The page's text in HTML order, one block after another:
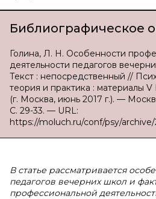
Библиографическое
Голина, Л. Н. Особенности
деятельности педагогов
Текст : непосредственный //
теория и практика : материалы
(г. Москва, июнь 2017 г.). —
С. 29-33. — URL:
https://moluch.ru/conf/psy/archive/
В статье рассматривается
педагогов вечерних школ и
профессиональной